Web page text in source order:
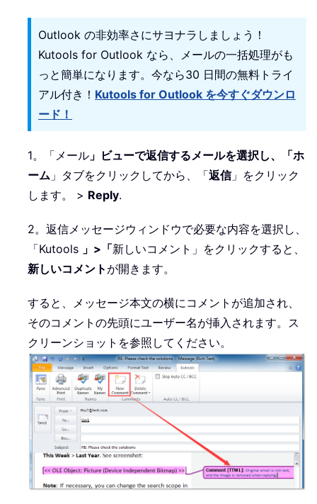
Outlook の非効率さにサヨナラしましょう！
Kutools for Outlook なら、メールの一括処理がも
っと簡単になります。今なら30 日間の無料トライ
アル付き！ Kutools for Outlook を今すぐダウンロ
ード！
1。「メール 」ビューで返信するメールを選択し、「ホ
ーム 」タブをクリックしてから、「返信」をクリック
します。 > Reply.
2。返信メッセージウィンドウで必要な内容を選択し、
「Kutools 」>「新しいコメント」をクリックすると、
新しいコメント が開きます。
すると、メッセージ本文の横にコメントが追加され、
そのコメントの先頭にユーザー名が挿入されます。ス
クリーンショットを参照してください。